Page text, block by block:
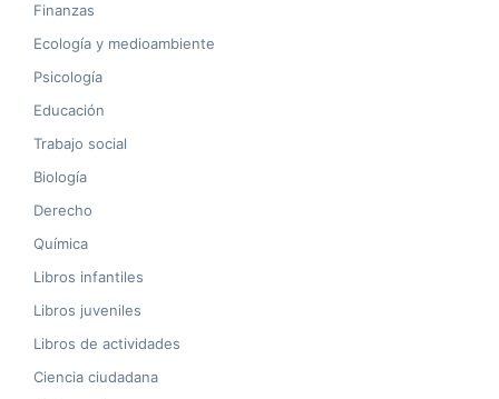
Finanzas
Ecología y medioambiente
Psicología
Educación
Trabajo social
Biología
Derecho
Química
Libros infantiles
Libros juveniles
Libros de actividades
Ciencia ciudadana